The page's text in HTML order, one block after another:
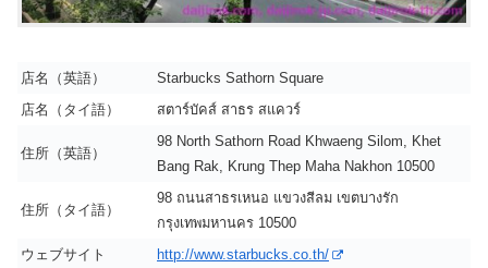
店名（英語）
Starbucks Sathorn Square
店名（タイ語）
สตาร์บัคส์ สาธร สแควร์
住所（英語）
98 North Sathorn Road Khwaeng Silom, Khet
Bang Rak, Krung Thep Maha Nakhon 10500
住所（タイ語）
98 ถนนสาธรเหนอ แขวงสีลม เขตบางรัก
กรุงเทพมหานคร 10500
ウェブサイト
http://www.starbucks.co.th/